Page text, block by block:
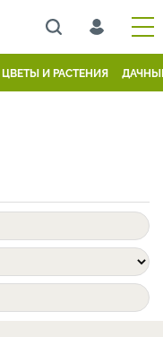
ЦВЕТЫ И РАСТЕНИЯ